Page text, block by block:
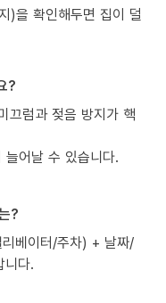
)을 확인해두면 집이 덜
?
끄럼과 젖음 방지가 핵
어날 수 있습니다.
?
베이터/주차) + 날짜/
니다.